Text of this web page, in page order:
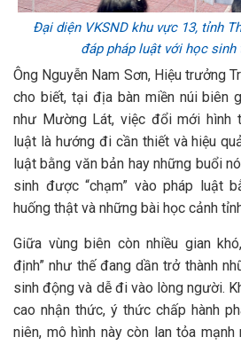
Đại diện VKSND khu vực 13, tỉnh
đáp pháp luật với học sinh
Ông Nguyễn Nam Sơn, Hiệu trưởng
cho biết, tại địa bàn miền núi biên
như Mường Lát, việc đổi mới hình
luật là hướng đi cần thiết và hiệu
luật bằng văn bản hay những buổi
sinh được “chạm” vào pháp luật
huống thật và những bài học cảnh
Giữa vùng biên còn nhiều gian
định” như thế đang dần trở thành
sinh động và dễ đi vào lòng người.
cao nhận thức, ý thức chấp hành
niên, mô hình này còn lan tỏa